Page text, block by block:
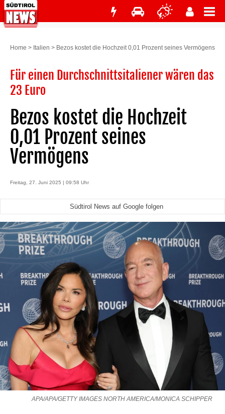
Home > Italien > Bezos kostet die Hochzeit 0,01 Prozent seines Vermögens
Für einen Durchschnittsitaliener wären das
23 Euro
Bezos kostet die Hochzeit
0,01 Prozent seines
Vermögens
Freitag, 27. Juni 2025 | 09:58 Uhr
Südtirol News auf Google folgen
APA/APA/GETTY IMAGES NORTH AMERICA/MONICA SCHIPPER